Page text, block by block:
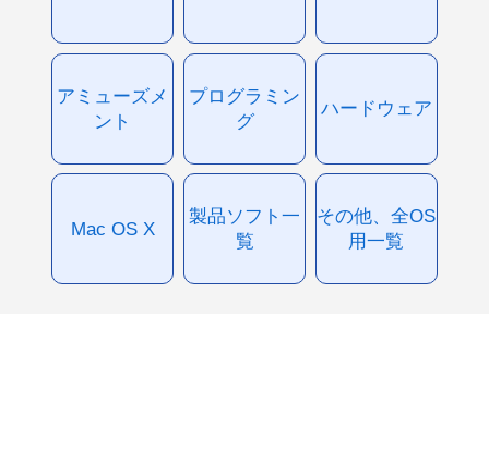
アミューズメ
ント
プログラミン
グ
ハードウェア
Mac OS X
製品ソフト一
覧
その他、全OS
用一覧